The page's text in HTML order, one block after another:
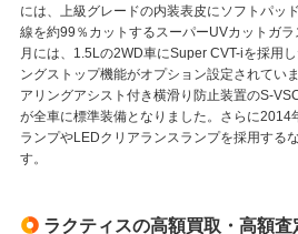
には、上級グレードの内装表皮にソフトパッ
線を約99％カットするスーパーUVカットガ
月には、1.5Lの2WD車にSuper CVT-iを採用
ングストップ機能がオプション設定されてい
アリングアシスト付き横滑り防止装置のS-
が全車に標準装備となりました。さらに2014
ランプやLEDクリアランスランプを採用する
す。
ラクティスの高額買取・高額査